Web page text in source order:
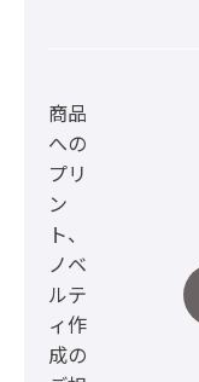
商品
への
プリ
ン
ト、
ノベ
ルテ
ィ作
成の